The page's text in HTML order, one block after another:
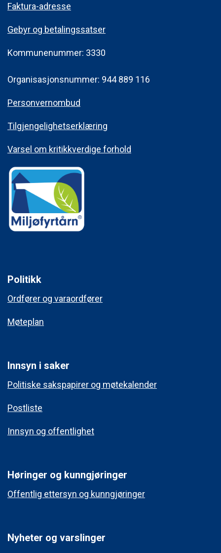
Faktura-adresse
Gebyr og betalingssatser
Kommunenummer: 3330
Organisasjonsnummer: 944 889 116
Personvernombud
Tilgjengelighetserklæring
Varsel om kritikkverdige forhold
Politikk
Ordfører og varaordfører
Møteplan
Innsyn i saker
Politiske sakspapirer og møtekalender
Postliste
Innsyn og offentlighet
Høringer og kunngjøringer
Offentlig ettersyn og kunngjøringer
Nyheter og varslinger